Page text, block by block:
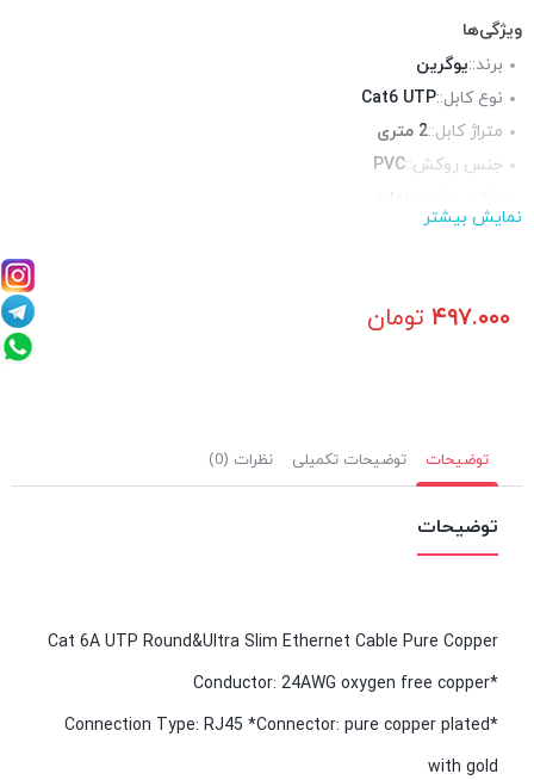
ویژگی‌ها
برند::یوگرین
نوع کابل::Cat6 UTP
متراژ کابل::2 متری
جنس روکش::PVC
روکش شیلد::
نمایش بیشتر
۴۹۷.۰۰۰ تومان
توضیحات توضیحات تکمیلی نظرات (0)
توضیحات
Cat 6A UTP Round&Ultra Slim Ethernet Cable Pure Copper
*Conductor: 24AWG oxygen free copper
*Connection Type: RJ45 *Connector: pure copper plated
with gold